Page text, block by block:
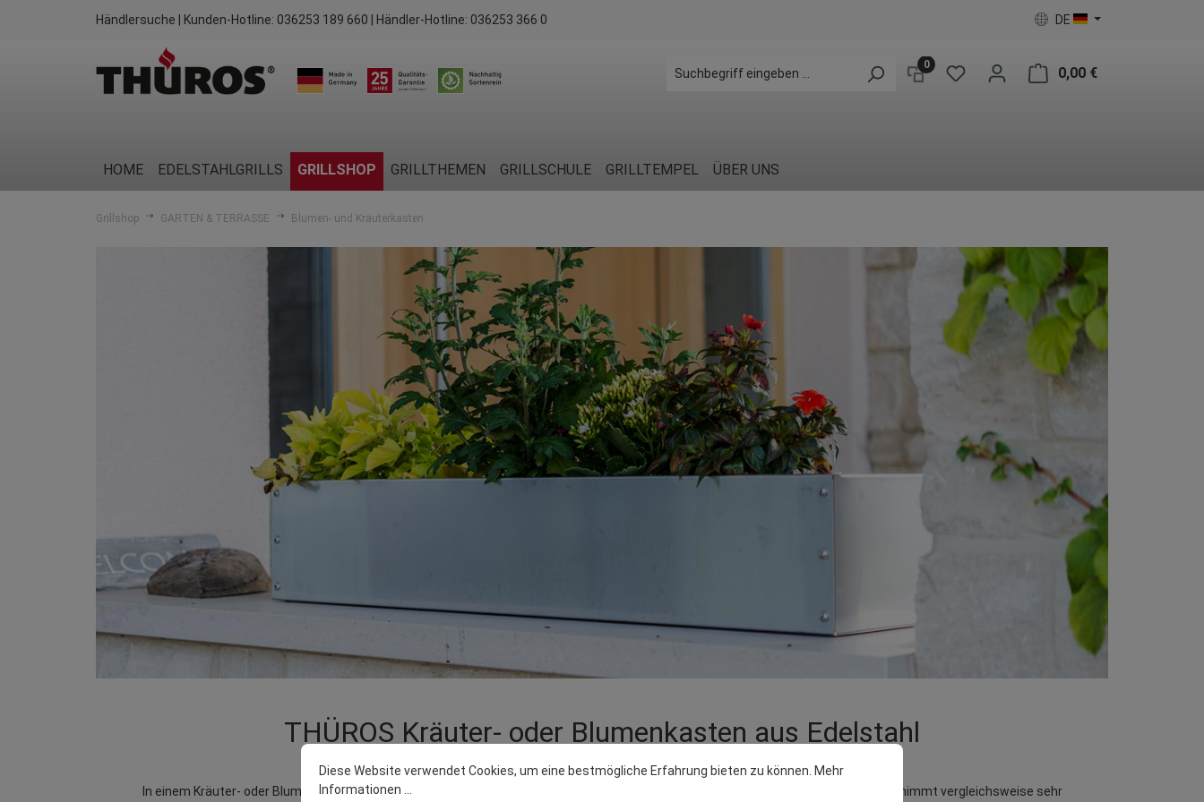
Händlersuche | Kunden-Hotline: 036253 189 660 | Händler-Hotline: 036253 366 0 DE
0 0,00 €
HOME EDELSTAHLGRILLS GRILLSHOP GRILLTHEMEN GRILLSCHULE GRILLTEMPEL ÜBER UNS
Grillshop GARTEN & TERRASSE Blumen- und Kräuterkasten
THÜROS Kräuter- oder Blumenkasten aus Edelstahl
In einem Kräuter- oder Blumenkasten aus Edelstahl von THÜROS können Sie ihre Pflanzen optisch noch weiter aufwerten. Edelstahl nimmt vergleichsweise sehr
Diese Website verwendet Cookies, um eine bestmögliche Erfahrung bieten zu können. Mehr
Informationen ...